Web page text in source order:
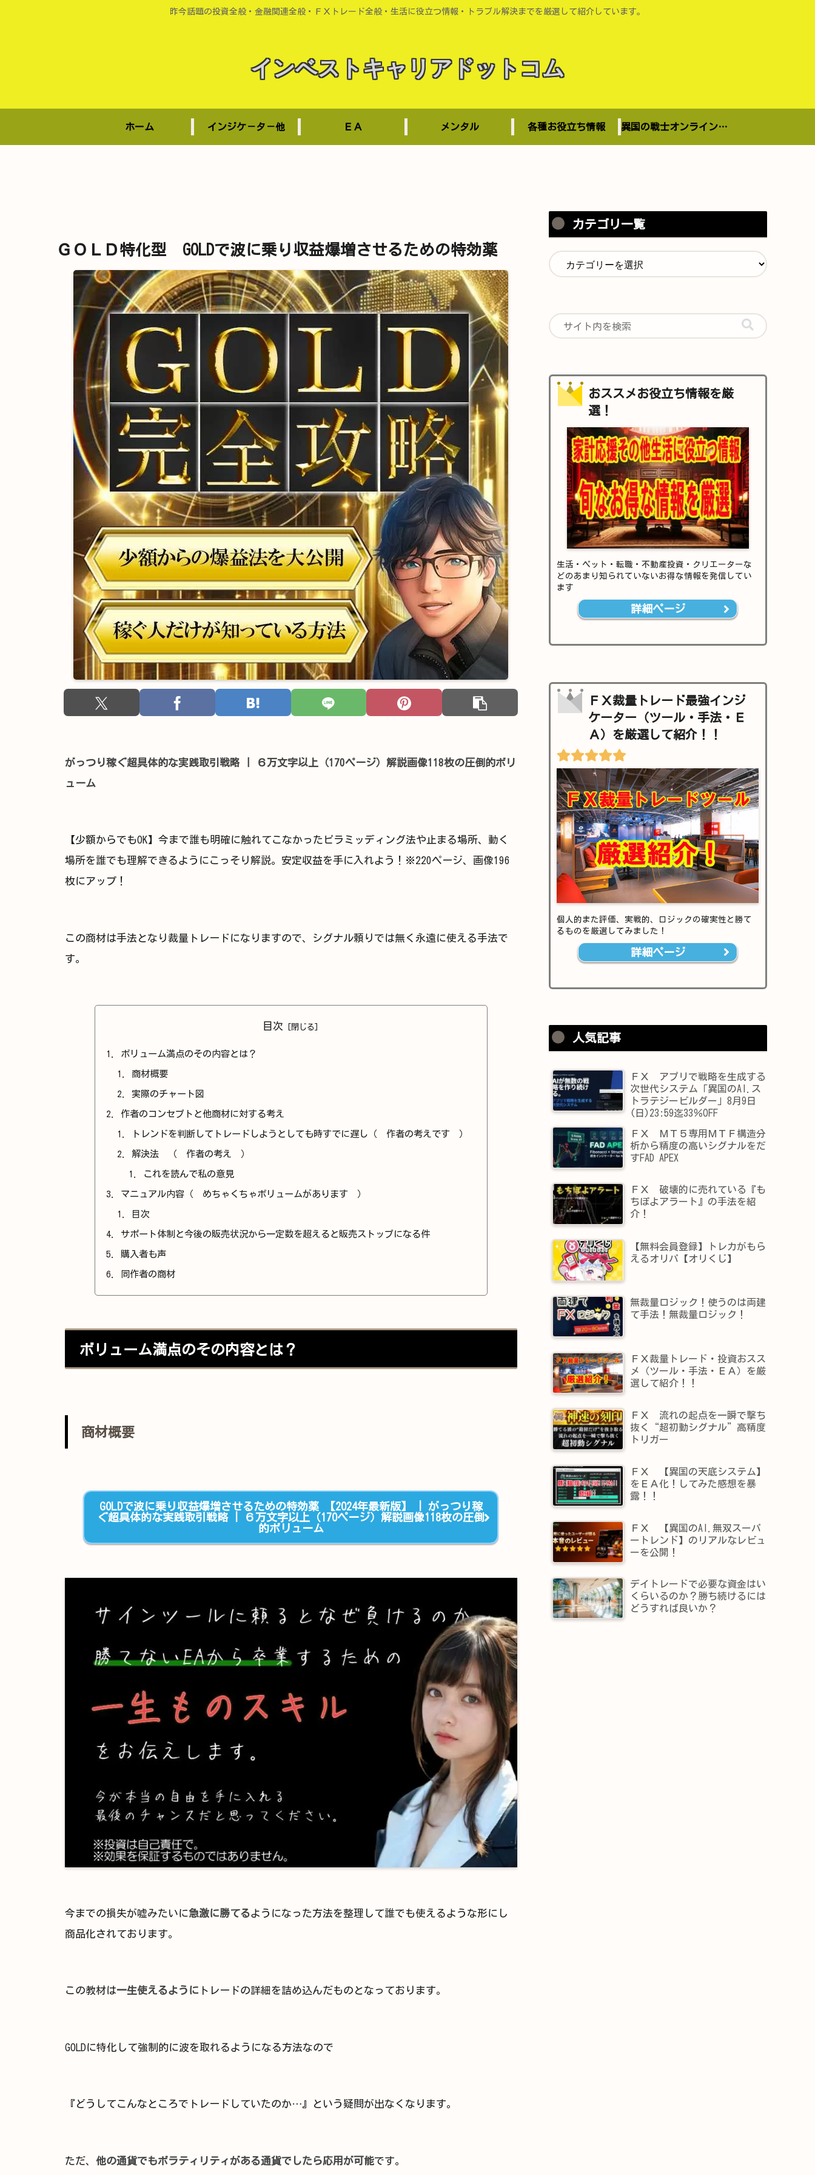
昨今話題の投資全般・金融関連全般・ＦＸトレード全般・生活に役立つ情報・トラブル解決までを厳選して紹介しています。
インベストキャリアドットコム
ホーム インジケ－タ－他 ＥＡ メンタル 各種お役立ち情報 異国の戦士オンラインショップ
ＧＯＬＤ特化型 GOLDで波に乗り収益爆増させるための特効薬
がっつり稼ぐ超具体的な実践取引戦略 | ６万文字以上（170ページ）解説画像118枚の圧倒的ボリ
ューム
【少額からでもOK】今まで誰も明確に触れてこなかったピラミッディング法や止まる場所、動く
場所を誰でも理解できるようにこっそり解説。安定収益を手に入れよう！※220ページ、画像196
枚にアップ！
この商材は手法となり裁量トレードになりますので、シグナル頼りでは無く永遠に使える手法で
す。
目次
ボリューム満点のその内容とは？
商材概要
実際のチャート図
作者のコンセプトと他商材に対する考え
トレンドを判断してトレードしようとしても時すでに遅し（ 作者の考えです ）
解決法 （ 作者の考え ）
これを読んで私の意見
マニュアル内容（ めちゃくちゃボリュームがあります ）
目次
サポート体制と今後の販売状況から一定数を超えると販売ストップになる件
購入者も声
同作者の商材
ボリューム満点のその内容とは？
商材概要
GOLDで波に乗り収益爆増させるための特効薬 【2024年最新版】 | がっつり稼
ぐ超具体的な実践取引戦略 | ６万文字以上（170ページ）解説画像118枚の圧倒
的ボリューム
今までの損失が嘘みたいに急激に勝てるようになった方法を整理して誰でも使えるような形にし
商品化されております。
この教材は一生使えるように トレードの詳細を詰め込んだものとなっております。
GOLDに特化して強制的に波を取れるようになる方法なので
『どうしてこんなところでトレードしていたのか…』という疑問が出なくなります。
ただ、 他の通貨でもボラティリティがある通貨でしたら応用が可能です。
カテゴリ一覧
おススメお役立ち情報を厳
選！
生活・ペット・転職・不動産投資・クリエーターな
どのあまり知られていないお得な情報を発信してい
ます
詳細ページ
ＦＸ裁量トレード最強インジ
ケーター（ツール・手法・Ｅ
Ａ）を厳選して紹介！！
個人的また評価、実戦的、ロジックの確実性と勝て
るものを厳選してみました！
詳細ページ
人気記事
ＦＸ アプリで戦略を生成する
次世代システム「異国のAI.ス
トラテジービルダー」8月9日
(日)23:59迄33％OFF
ＦＸ ＭＴ５専用ＭＴＦ構造分
析から精度の高いシグナルをだ
すFAD APEX
ＦＸ 破壊的に売れている『も
ちぽよアラート』の手法を紹
介！
【無料会員登録】トレカがもら
えるオリパ【オリくじ】
無裁量ロジック！使うのは両建
て手法！無裁量ロジック！
ＦＸ裁量トレード・投資おスス
メ（ツール・手法・ＥＡ）を厳
選して紹介！！
ＦＸ 流れの起点を一瞬で撃ち
抜く“超初動シグナル”高精度
トリガー
ＦＸ 【異国の天底システム】
をＥＡ化！してみた感想を暴
露！！
ＦＸ 【異国のAI.無双スーパ
ートレンド】​のリアルなレビュ
ーを公開！
デイトレードで必要な資金はい
くらいるのか？勝ち続けるには
どうすれば良いか？